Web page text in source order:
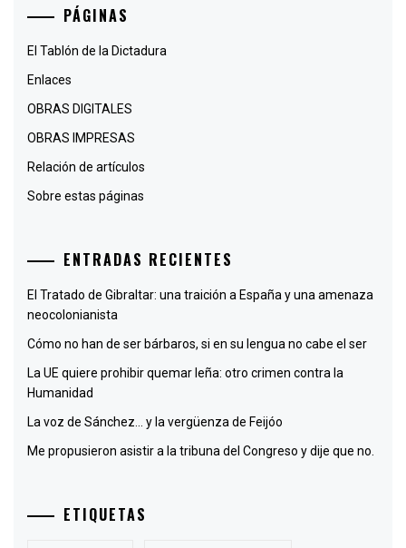
PÁGINAS
El Tablón de la Dictadura
Enlaces
OBRAS DIGITALES
OBRAS IMPRESAS
Relación de artículos
Sobre estas páginas
ENTRADAS RECIENTES
El Tratado de Gibraltar: una traición a España y una amenaza
neocolonianista
Cómo no han de ser bárbaros, si en su lengua no cabe el ser
La UE quiere prohibir quemar leña: otro crimen contra la
Humanidad
La voz de Sánchez… y la vergüenza de Feijóo
Me propusieron asistir a la tribuna del Congreso y dije que no.
ETIQUETAS